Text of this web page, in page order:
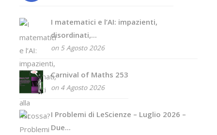
I matematici e l’AI: impazienti,
disordinati,...
on 5 Agosto 2026
Carnival of Maths 253
on 4 Agosto 2026
I Problemi di LeScienze – Luglio 2026 –
Due...